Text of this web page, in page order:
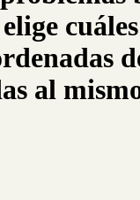
al